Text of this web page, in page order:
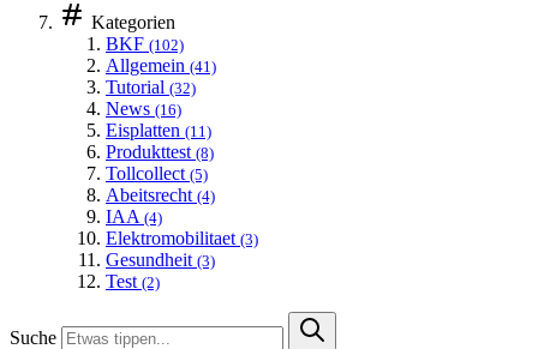
Kategorien
BKF (102)
Allgemein (41)
Tutorial (32)
News (16)
Eisplatten (11)
Produkttest (8)
Tollcollect (5)
Abeitsrecht (4)
IAA (4)
Elektromobilitaet (3)
Gesundheit (3)
Test (2)
Suche